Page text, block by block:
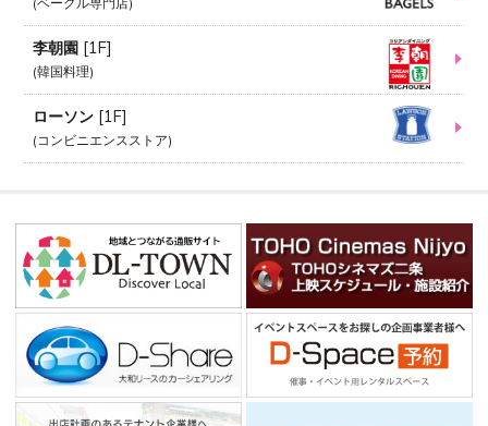
李朝園 [1F]
韓国料理
ローソン [1F]
コンビニエンスストア